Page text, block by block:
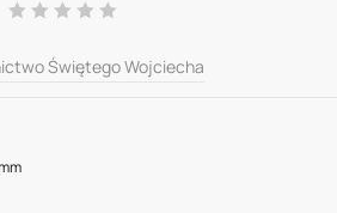
Ocena:
Świętego Wojciecha